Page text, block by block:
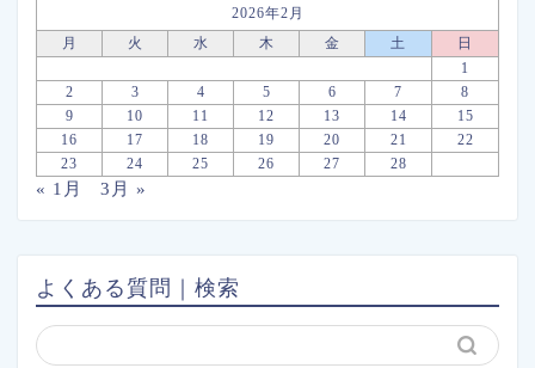
2026年2月
月
火 水 木 金 土
日
1
2
3 4 5 6 7
8
9
10 11 12 13 14
15
16
17 18 19 20 21
22
23
24 25 26 27 28
« 1月 3月 »
よくある質問｜検索